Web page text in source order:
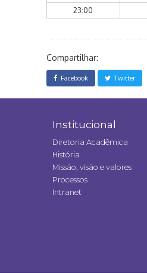
23:00
Compartilhar:
Facebook Twitter
Institucional
Diretoria Acadêmica
História
Missão, visão e valores
Processos
Intranet